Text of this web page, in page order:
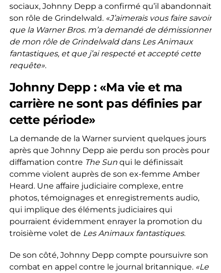
sociaux, Johnny Depp a confirmé qu’il abandonnait
son rôle de Grindelwald. «J’aimerais vous faire savoir
que la Warner Bros. m’a demandé de démissionner
de mon rôle de Grindelwald dans Les Animaux
fantastiques, et que j’ai respecté et accepté cette
requête».
Johnny Depp : «Ma vie et ma
carrière ne sont pas définies par
cette période»
La demande de la Warner survient quelques jours
après que Johnny Depp aie perdu son procès pour
diffamation contre The Sun qui le définissait
comme violent auprès de son ex-femme Amber
Heard. Une affaire judiciaire complexe, entre
photos, témoignages et enregistrements audio,
qui implique des éléments judiciaires qui
pourraient évidemment enrayer la promotion du
troisième volet de Les Animaux fantastiques.
De son côté, Johnny Depp compte poursuivre son
combat en appel contre le journal britannique. «Le